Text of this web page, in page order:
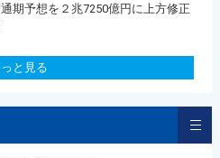
期予想を２兆7250億円に上方修正
っと見る